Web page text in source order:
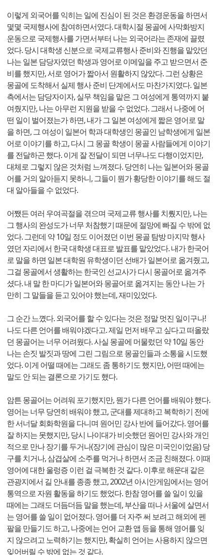
이렇게 외국어를 익히는 일에 진심이 된 것은 환경운동을 하면서
몇몇 국제행사에 참여하면서였다. 대학시절 몽골에 사막화방지
운동으로 국제행사를 가면서부터 나는 외국어라는 존재에 끌렸
었다. 당시 대학생 신분으로 국제교류행사 준비와 진행을 맡았던
나는 일본 담당자였던 학생과 영어로 이메일을 주고 받으면서 준
비를 했지만, 서로 영어가 짧아서 원활하지 않았다. 그런 상황은
몽골에 도착해서 실제 행사 준비 단계에서도 마찬가지였다. 일본
측에서는 담당자이자, 실무 책임을 맡은 그 여성에게 통역까지 붙
여줬지만, 나는 아무런 지원을 받을 수 없었다. 그래서 나중에 어
떤 일이 벌어졌는가 하면, 내가 그 일본 여성에게 짧은 영어로 말
을 하면, 그 여성이 일본어 학과 대학생인 몽골인 남학생에게 일본
어로 이야기를 하고, 다시 그 몽골 학생이 몽골 사람들에게 이야기
를 전달하곤 했다. 이게 잘 전달이 되면 너무나도 다행이었지만,
대체로 그렇지 않은 것처럼 느껴졌다. 당연히 나는 일본어와 몽골
어를 거의 알아듣지 못하니, 그들이 뭔가 황당한 이야기를 해도 절
대 알아들을 수 없었다.
어쨌든 여러 우여곡절을 겪으며 국제교류 행사를 치뤘지만, 나는
그 행사의 완성도가 너무 처참했기 때문에 절망에 빠질 수 밖에 없
었다. 그런데 약 10일 정도 이어졌던 이번 몽골 탐방 마지막 행사
였던 자리에서 한국 대학생 대표로 발표를 맡았었다. 내가 한국어
로 말을 하면 일본 대학원 유학생이던 선배가 일본어로 옮겨줬고,
그걸 몽골에서 생활하는 한국인 선교사가 다시 몽골어로 옮겨주
셨다. 내 말 한 마디가 일본어와 몽골어로 옮겨지는 동안 나는 가
만히 그 말들을 듣고 있어야 했는데, 재미있었다.
그 순간 느꼈다. 외국어를 할 수 있다는 것은 정말 멋진 일이구나!
나도 다른 언어를 배워야겠다고. 제일 먼저 배우고 싶다고 떠올랐
던 몽골어는 너무 어려웠다. 사실 몽골에 머물렀던 약 10일 동안
나는 손짓 발짓과 땅에 그린 그림으로 몽골인들과 소통을 시도했
었다. 이게 어떨 때에는 그래도 좀 통하기도 했지만, 어떤 때에는
말도 안 되는 결론으로 가기도 했다.
암튼 몽골어는 어려워 포기했지만, 뭔가 다른 언어를 배워야 했다.
영어는 너무 당연히 배워야 했고, 군대를 제대하고 복학하기 전에
한 서너달 회화학원을 다니며 원어민 강사 반에 들어갔다. 영어를
잘 하지는 못했지만, 당시 나이대가 비슷했던 원어민 강사와 개인
적으로 만나 장기를 두거나(장기에 관심이 많은 미국인이었음) 당
구를 치거나, 삼겹살에 소주를 먹거나 하면서 조금 친해졌다. 이때
영어에 대한 울렁증 이런 걸 극복한 것 같다. 이후로 해운대 같은
관광지에서 길 안내를 종종 했고, 2002년 아시안게임에서는 영어
통역으로 자원 활동을 하기도 했었다. 한참 영어를 쓸 일이 있을
때에는 그래도 더듬더듬 말을 했는데, 부산을 떠나 서울에 살면서
는 영어를 쓸 일이 없어졌다. 영어를 더 자주 써 보려고 해외에 펜
팔을 만들기도 하고, 나중에는 언어 교환 앱 등을 통해 영어를 잊
지 않으려고 노력하기는 했지만, 확실히 언어는 사용하지 않으면
잊어버릴 수 밖에 없는 것 같다.